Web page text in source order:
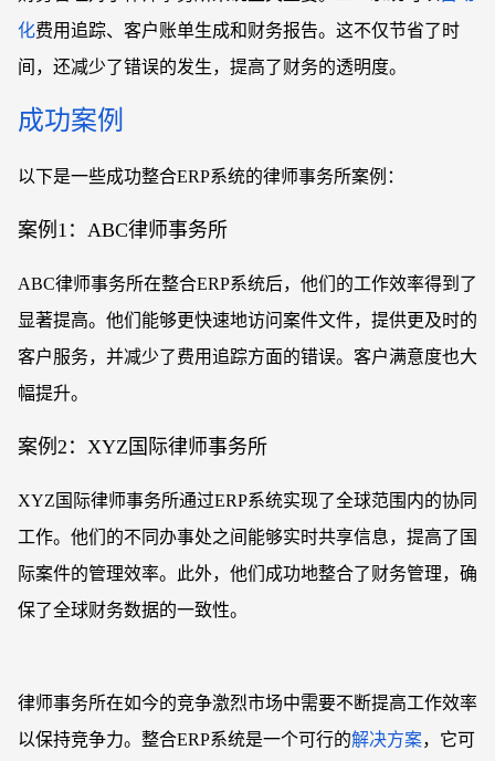
化费用追踪、客户账单生成和财务报告。这不仅节省了时
间，还减少了错误的发生，提高了财务的透明度。
成功案例
以下是一些成功整合ERP系统的律师事务所案例：
案例 1：ABC律师事务所
ABC律师事务所在整合ERP系统后，他们的工作效率得到了
显著提高。他们能够更快速地访问案件文件，提供更及时的
客户服务，并减少了费用追踪方面的错误。客户满意度也大
幅提升。
案例 2：XYZ国际律师事务所
XYZ国际律师事务所通过ERP系统实现了全球范围内的协同
工作。他们的不同办事处之间能够实时共享信息，提高了国
际案件的管理效率。此外，他们成功地整合了财务管理，确
保了全球财务数据的一致性。
律师事务所在如今的竞争激烈市场中需要不断提高工作效率
以保持竞争力。整合ERP系统是一个可行的解决方案，它可